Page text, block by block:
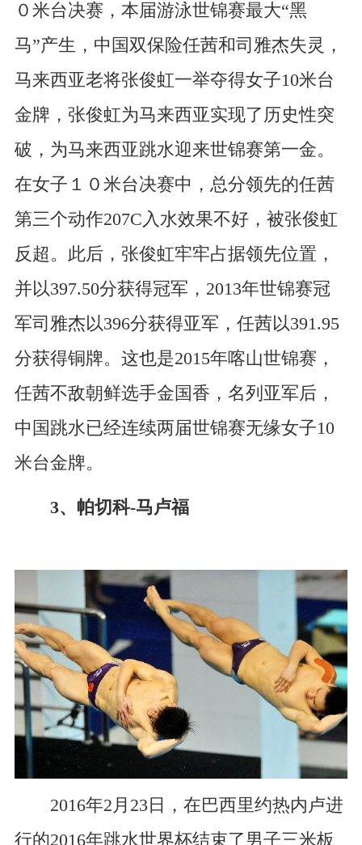
０米台决赛，本届游泳世锦赛最大“黑
马”产生，中国双保险任茜和司雅杰失灵，
马来西亚老将张俊虹一举夺得女子10米台
金牌，张俊虹为马来西亚实现了历史性突
破，为马来西亚跳水迎来世锦赛第一金。
在女子１０米台决赛中，总分领先的任茜
第三个动作207C入水效果不好，被张俊虹
反超。此后，张俊虹牢牢占据领先位置，
并以397.50分获得冠军，2013年世锦赛冠
军司雅杰以396分获得亚军，任茜以391.95
分获得铜牌。这也是2015年喀山世锦赛，
任茜不敌朝鲜选手金国香，名列亚军后，
中国跳水已经连续两届世锦赛无缘女子10
米台金牌。
3、帕切科-马卢福
2016年2月23日，在巴西里约热内卢进
行的2016年跳水世界杯结束了男子三米板